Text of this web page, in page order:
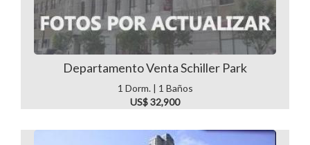
Departamento Venta Schiller Park
1 Dorm. | 1 Baños
US$ 32,900